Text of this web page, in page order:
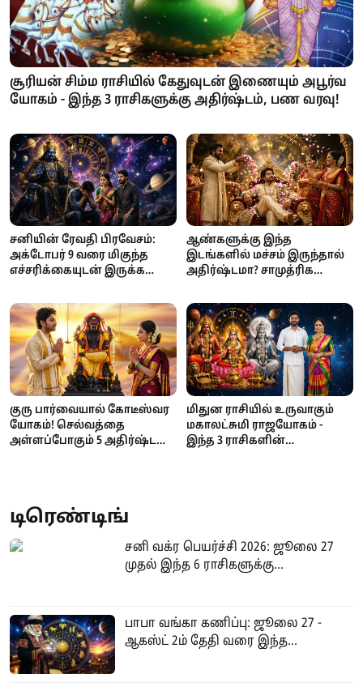
சூரியன் சிம்ம ராசியில் கேதுவுடன் இணையும் அபூர்வ
யோகம் - இந்த 3 ராசிகளுக்கு அதிர்ஷ்டம், பண வரவு!
சனியின் ரேவதி பிரவேசம்:
அக்டோபர் 9 வரை மிகுந்த
எச்சரிக்கையுடன் இருக்க
ஆண்களுக்கு இந்த
இடங்களில் மச்சம் இருந்தால்
அதிர்ஷ்டமா? சாமுத்ரிக
நம்பிக்கைகள்
குரு பார்வையால் கோடீஸ்வர
யோகம்! செல்வத்தை
அள்ளப்போகும் 5 அதிர்ஷ்ட
மிதுன ராசியில் உருவாகும்
மகாலட்சுமி ராஜயோகம் -
இந்த 3 ராசிகளின்
டிரெண்டிங்
சனி வக்ர பெயர்ச்சி 2026: ஜூலை 27
முதல் இந்த 6 ராசிகளுக்கு...
பாபா வங்கா கணிப்பு: ஜூலை 27 -
ஆகஸ்ட் 2ம் தேதி வரை இந்த...